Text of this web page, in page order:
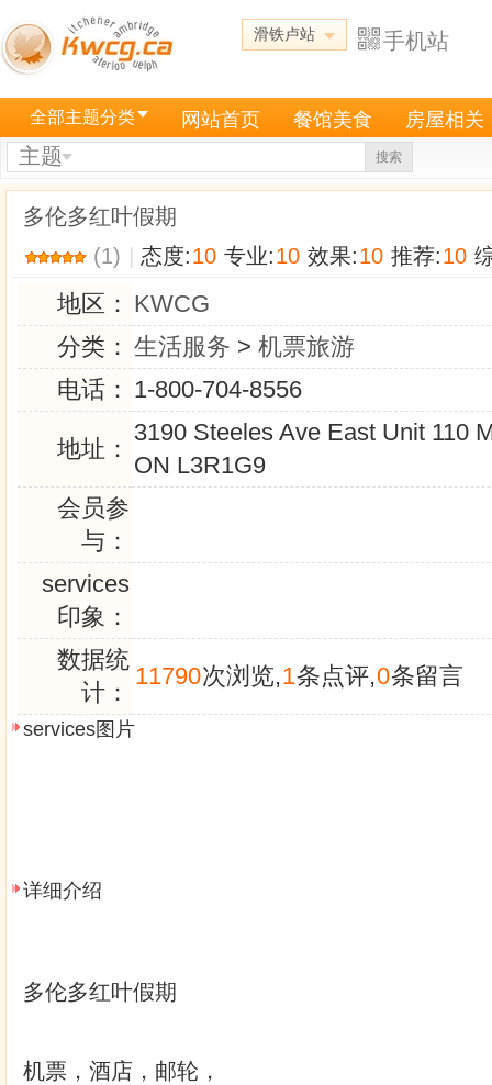
滑铁卢站 手机站
全部主题分类 网站首页 餐馆美食 房屋相关
主题 搜索
多伦多红叶假期
(1)
态度:10 专业:10 效果:10 推荐:10
地区： KWCG
分类： 生活服务 > 机票旅游
电话： 1-800-704-8556
地址：
3190 Steeles Ave East Unit 110
ON L3R1G9
会员参
与：
services
印象：
数据统
计：
11790次浏览,1条点评,0条留言
services图片
详细介绍
多伦多红叶假期
机票，酒店，邮轮，